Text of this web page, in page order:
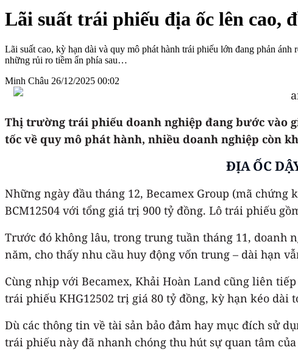
Lãi suất trái phiếu địa ốc lên cao,
Lãi suất cao, kỳ hạn dài và quy mô phát hành trái phiếu lớn đang phản
những rủi ro tiềm ẩn phía sau…
Minh Châu 26/12/2025 00:02
Thị trường trái phiếu doanh nghiệp đang bước vào
tốc về quy mô phát hành, nhiều doanh nghiệp còn
ĐỊA ỐC
Những ngày đầu tháng 12, Becamex Group (mã
BCM12504 với tổng giá trị 900 tỷ đồng. Lô trái phiếu
Trước đó không lâu, trong trung tuần tháng 11, doanh
năm, cho thấy nhu cầu huy động vốn trung – dài hạn
Cùng nhịp với Becamex, Khải Hoàn Land cũng liên
trái phiếu KHG12502 trị giá 80 tỷ đồng, kỳ hạn kéo dài
Dù các thông tin về tài sản bảo đảm hay mục đích sử
trái phiếu này đã nhanh chóng thu hút sự quan tâm